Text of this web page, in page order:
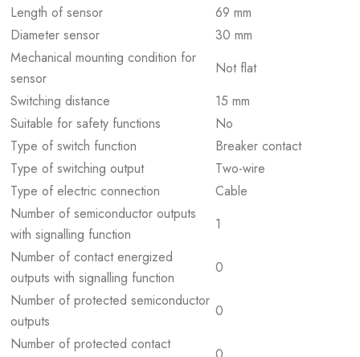
Length of sensor
69 mm
Diameter sensor
30 mm
Mechanical mounting condition for
sensor
Not flat
Switching distance
15 mm
Suitable for safety functions
No
Type of switch function
Breaker contact
Type of switching output
Two-wire
Type of electric connection
Cable
Number of semiconductor outputs
with signalling function
1
Number of contact energized
outputs with signalling function
0
Number of protected semiconductor
outputs
0
Number of protected contact